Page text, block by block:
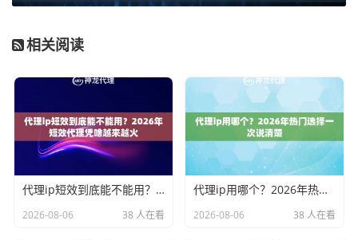
相关阅读
代理ip短效到底能不能用？2026年短效代理凭啥越来越火
2026-08-06 38 人在看
代理ip用哪个？2026年热门选择一次说清楚
2026-08-06 38 人在看